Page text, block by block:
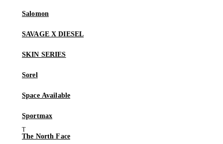
Salomon
SAVAGE X DIESEL
SKIN SERIES
Sorel
Space Available
Sportmax
The North Face